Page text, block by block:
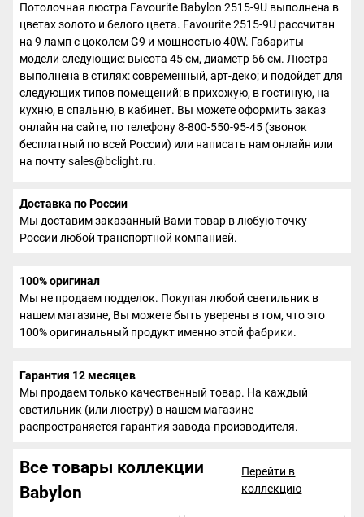
Потолочная люстра Favourite Babylon 2515-9U выполнена в
цветах золото и белого цвета. Favourite 2515-9U рассчитан
на 9 ламп с цоколем G9 и мощностью 40W. Габариты
модели следующие: высота 45 см, диаметр 66 см. Люстра
выполнена в стилях: современный, арт-деко; и подойдет для
следующих типов помещений: в прихожую, в гостиную, на
кухню, в спальню, в кабинет. Вы можете оформить заказ
онлайн на сайте, по телефону 8-800-550-95-45 (звонок
бесплатный по всей России) или написать нам онлайн или
на почту sales@bclight.ru.
Доставка по России
Мы доставим заказанный Вами товар в любую точку
России любой транспортной компанией.
100% оригинал
Мы не продаем подделок. Покупая любой светильник в
нашем магазине, Вы можете быть уверены в том, что это
100% оригинальный продукт именно этой фабрики.
Гарантия 12 месяцев
Мы продаем только качественный товар. На каждый
светильник (или люстру) в нашем магазине
распространяется гарантия завода-производителя.
Все товары коллекции
Babylon
Перейти в
коллекцию